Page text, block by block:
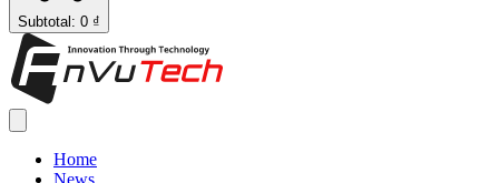
Subtotal: 0 ₫
Home
News